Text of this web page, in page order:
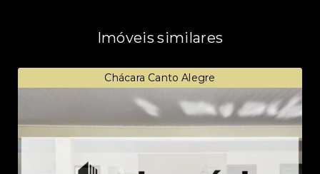
Imóveis similares
Chácara Canto Alegre